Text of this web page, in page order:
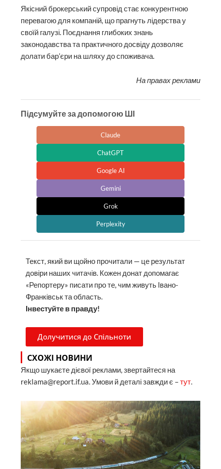
Якісний брокерський супровід стає конкурентною
перевагою для компаній, що прагнуть лідерства у
своїй галузі. Поєднання глибоких знань
законодавства та практичного досвіду дозволяє
долати бар’єри на шляху до споживача.
На правах реклами
Підсумуйте за допомогою ШІ
Claude
ChatGPT
Google AI
Gemini
Grok
Perplexity
Текст, який ви щойно прочитали — це результат
довіри наших читачів. Кожен донат допомагає
«Репортеру» писати про те, чим живуть Івано-
Франківськ та область.
Інвестуйте в правду!
Долучитися до Спільноти
СХОЖІ НОВИНИ
Якщо шукаєте дієвої реклами, звертайтеся на
reklama@report.if.ua. Умови й деталі завжди є –тут.